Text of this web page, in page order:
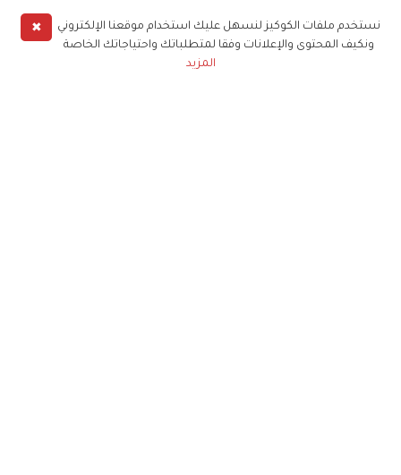
✖
نستخدم ملفات الكوكيز لنسهل عليك استخدام موقعنا الإلكتروني
ونكيف المحتوى والإعلانات وفقا لمتطلباتك واحتياجاتك الخاصة
المزيد